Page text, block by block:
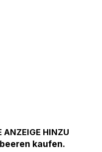
ANZEIGE HINZU
kaufen.